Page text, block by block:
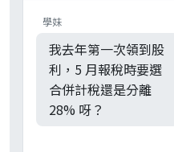
學妹
我去年第一次領到股
利，5 月報稅時要選
合併計稅還是分離
28% 呀？